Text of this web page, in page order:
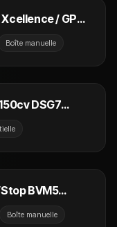
/ GPS /
Boîte manuelle
19 990 €
DSG7
9 990 €
BVM5
Boîte manuelle